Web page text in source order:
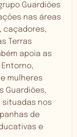
Guardiões
nas áreas
caçadores,
Terras
apoia as
mulheres
Guardiões,
situadas nos
de
e